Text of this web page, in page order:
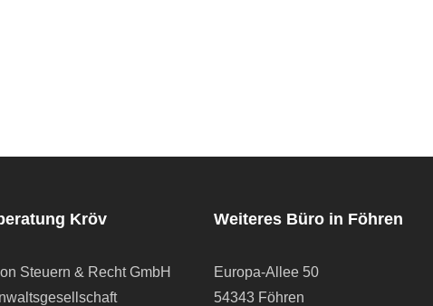
Kröv
Steuern & Recht GmbH
Weiteres Büro in Föhren
Europa-Allee 50
54343 Föhren